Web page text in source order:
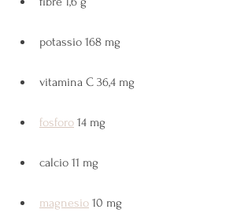
potassio 168 mg
vitamina C 36,4 mg
fosforo 14 mg
calcio 11 mg
magnesio 10 mg